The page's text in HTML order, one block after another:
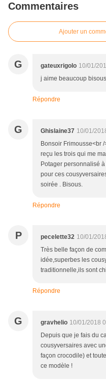
Commentaires
Ajouter un
G gateuxrigolo 10/01/
j aime beaucoup bisous
Répondre
G Ghislaine37 10/01/
Bonsoir Frimousse<br
reçu les trois qui me
Potager personnalisé
pour ces
soirée . Bisous.
Répondre
P pecelette32 10/01/
Très belle façon de
idée,superbes les
traditionnelle,ils sont
Répondre
G gravhelio 10/01/2018
Depuis que je fais du
cousyversaires avec
façon crocodile) et
ce modèle !